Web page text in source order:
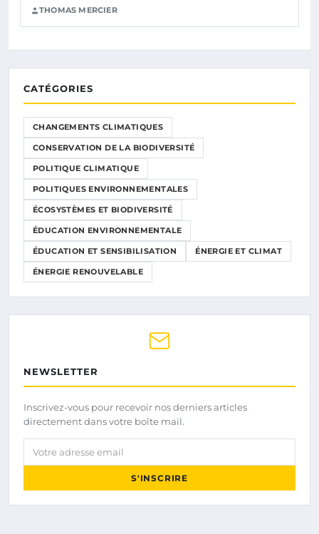
THOMAS MERCIER
CATÉGORIES
CHANGEMENTS CLIMATIQUES
CONSERVATION DE LA BIODIVERSITÉ
POLITIQUE CLIMATIQUE
POLITIQUES ENVIRONNEMENTALES
ÉCOSYSTÈMES ET BIODIVERSITÉ
ÉDUCATION ENVIRONNEMENTALE
ÉDUCATION ET SENSIBILISATION ÉNERGIE ET CLIMAT
ÉNERGIE RENOUVELABLE
NEWSLETTER
Inscrivez-vous pour recevoir nos derniers articles
directement dans votre boîte mail.
Votre adresse email
S'INSCRIRE